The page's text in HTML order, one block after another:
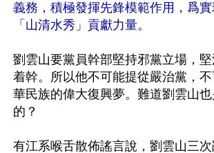
義務，積極發揮先鋒模範作用，爲
「山清水秀」貢獻力量。
劉雲山要黨員幹部堅持邪黨立場，
着幹。所以他不可能提從嚴治黨，
華民族的偉大復興夢。難道劉雲山
的？
有江系喉舌散佈謠言說，劉雲山三